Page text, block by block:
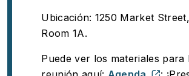
Ubicación: 1250 Market
Room 1A.
Puede ver los materiales para